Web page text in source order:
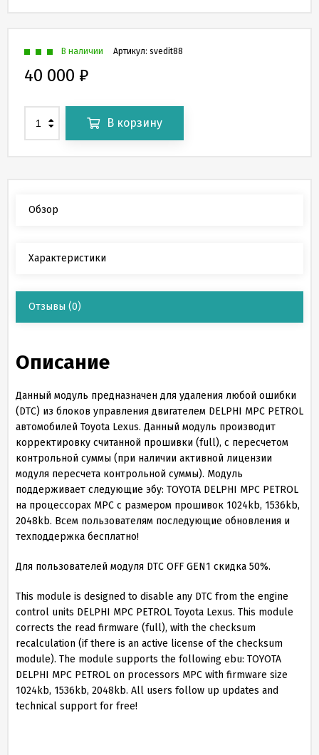
Артикул: svedit88
В наличии
40 000 ₽
В корзину
Обзор
Характеристики
Отзывы (0)
Описание
Данный модуль предназначен для удаления любой ошибки
(DTC) из блоков управления двигателем DELPHI MPC PETROL
автомобилей Toyota Lexus. Данный модуль производит
корректировку считанной прошивки (full), с пересчетом
контрольной суммы (при наличии активной лицензии
модуля пересчета контрольной суммы). Модуль
поддерживает следующие эбу: TOYOTA DELPHI MPC PETROL
на процессорах MPC с размером прошивок 1024kb, 1536kb,
2048kb. Всем пользователям последующие обновления и
техподдержка бесплатно!
Для пользователей модуля DTC OFF GEN1 скидка 50%.
This module is designed to disable any DTC from the engine
control units DELPHI MPC PETROL Toyota Lexus. This module
corrects the read firmware (full), with the checksum
recalculation (if there is an active license of the checksum
module). The module supports the following ebu: TOYOTA
DELPHI MPC PETROL on processors MPC with firmware size
1024kb, 1536kb, 2048kb. All users follow up updates and
technical support for free!